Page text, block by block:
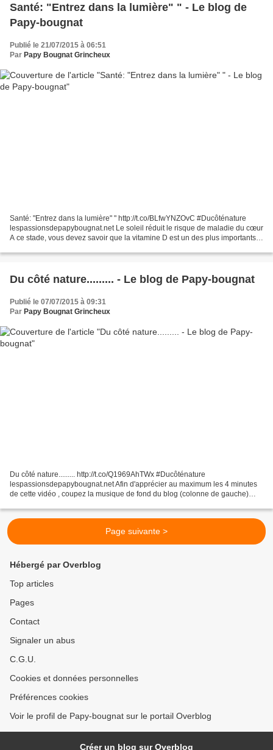
Santé: "Entrez dans la lumière" " - Le blog de
Papy-bougnat
Publié le 21/07/2015 à 06:51
Par Papy Bougnat Grincheux
Santé: "Entrez dans la lumière" " http://t.co/BLfwYNZOvC #Ducôténature
lespassionsdepapybougnat.net Le soleil réduit le risque de maladie du cœur
A ce stade, vous devez savoir que la vitamine D est un des plus importants
Du côté nature......... - Le blog de Papy-bougnat
Publié le 07/07/2015 à 09:31
Par Papy Bougnat Grincheux
Du côté nature......... http://t.co/Q1969AhTWx #Ducôténature
lespassionsdepapybougnat.net Afin d'apprécier au maximum les 4 minutes
de cette vidéo , coupez la musique de fond du blog (colonne de gauche)
Page suivante >
Hébergé par Overblog
Top articles
Pages
Contact
Signaler un abus
C.G.U.
Cookies et données personnelles
Préférences cookies
Voir le profil de Papy-bougnat sur le portail Overblog
Créer un blog sur Overblog